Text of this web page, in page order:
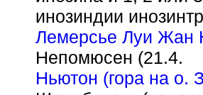
инозиндии
Лемерсье Луи Жан
Непомюсен (21.4.
Ньютон (гора на о.